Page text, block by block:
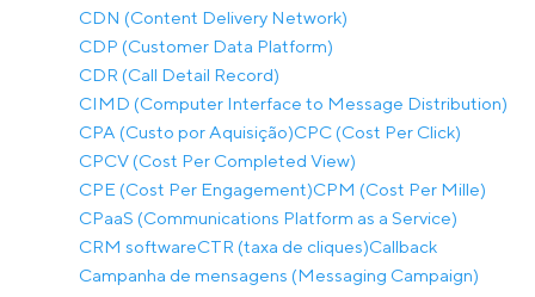
CDN (Content Delivery Network)
CDP (Customer Data Platform)
CDR (Call Detail Record)
CIMD (Computer Interface to Message Distribution)
CPA (Custo por Aquisição)CPC (Cost Per Click)
CPCV (Cost Per Completed View)
CPE (Cost Per Engagement)CPM (Cost Per Mille)
CPaaS (Communications Platform as a Service)
CRM softwareCTR (taxa de cliques)Callback
Campanha de mensagens (Messaging Campaign)